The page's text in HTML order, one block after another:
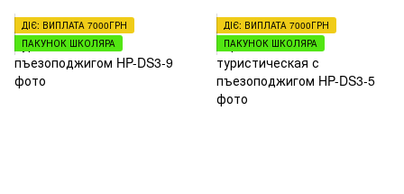
ДІЄ: ВИПЛАТА 7000ГРН
ПАКУНОК ШКОЛЯРА
ДІЄ: ВИПЛАТА 7000ГРН
ПАКУНОК ШКОЛЯРА